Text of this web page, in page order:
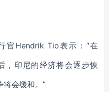
官Hendrik Tio表示：“在
，印尼的经济将会逐步恢
将会缓和。”